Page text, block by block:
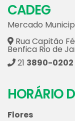
CADEG
Mercado
Rua Capitão
Benfica Rio de
21 3890-0202
HORÁRIO
Flores